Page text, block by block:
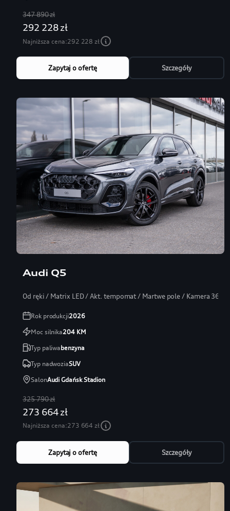
347 890 zł
292 228 zł
Najniższa cena:292 228 zł
Zapytaj o ofertę Szczegóły
Audi Q5
Od ręki / Matrix LED / Akt. tempomat / Martwe pole / Kamera 360
Rok produkcji2026
Moc silnika204KM
Typ paliwabenzyna
Typ nadwoziaSUV
SalonAudi Gdańsk Stadion
325 790 zł
273 664 zł
Najniższa cena:273 664 zł
Zapytaj o ofertę Szczegóły